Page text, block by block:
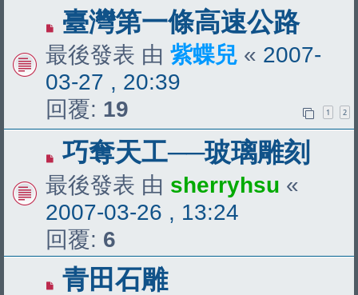
臺灣第一條高速公路
最後發表 由 紫蝶兒 « 2007-
03-27 , 20:39
回覆: 19 1 2
巧奪天工──玻璃雕刻
最後發表 由 sherryhsu «
2007-03-26 , 13:24
回覆: 6
青田石雕